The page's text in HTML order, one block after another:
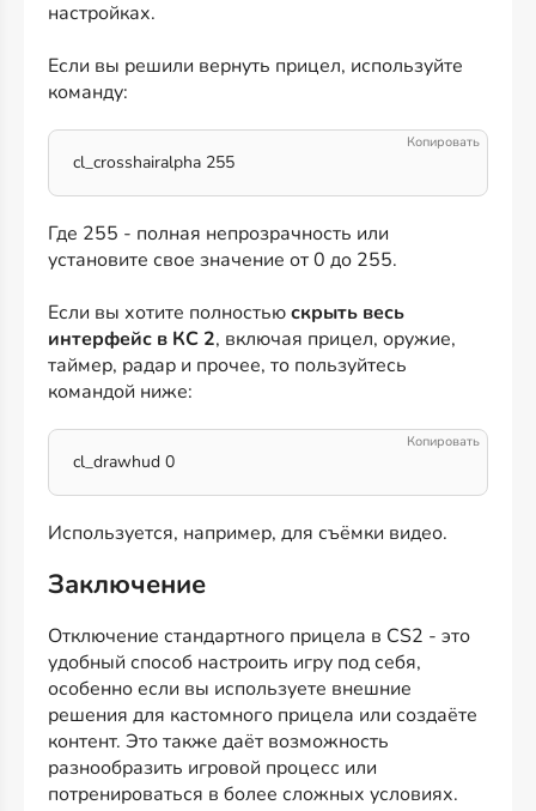
настройках.
Если вы решили вернуть прицел, используйте
команду:
cl_crosshairalpha 255
Где 255 - полная непрозрачность или
установите свое значение от 0 до 255.
Если вы хотите полностьюскрыть весь
интерфейс в КС 2, включая прицел, оружие,
таймер, радар и прочее, то пользуйтесь
командой ниже:
cl_drawhud 0
Используется, например, для съёмки видео.
Заключение
Отключение стандартного прицела в CS2 - это
удобный способ настроить игру под себя,
особенно если вы используете внешние
решения для кастомного прицела или создаёте
контент. Это также даёт возможность
разнообразить игровой процесс или
потренироваться в более сложных условиях.